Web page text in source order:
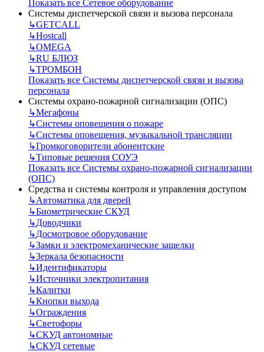
Показать все Сетевое оборудование
Системы диспетчерской связи и вызова персонала
↳GETCALL
↳Hostcall
↳OMEGA
↳RU БЛЮЗ
↳ТРОМБОН
Показать все Системы диспетчерской связи и вызова
персонала
Системы охрано-пожарной сигнализации (ОПС)
↳Мегафоны
↳Системы оповещения о пожаре
↳Системы оповещения, музыкальной трансляции
↳Громкоговорители абонентские
↳Типовые решения СОУЭ
Показать все Системы охрано-пожарной сигнализации
(ОПС)
Средства и системы контроля и управления доступом
↳Автоматика для дверей
↳Биометрические СКУД
↳Доводчики
↳Досмотровое оборудование
↳Замки и электромеханические защелки
↳Зеркала безопасности
↳Идентификаторы
↳Источники электропитания
↳Калитки
↳Кнопки выхода
↳Ограждения
↳Светофоры
↳СКУД автономные
↳СКУД сетевые